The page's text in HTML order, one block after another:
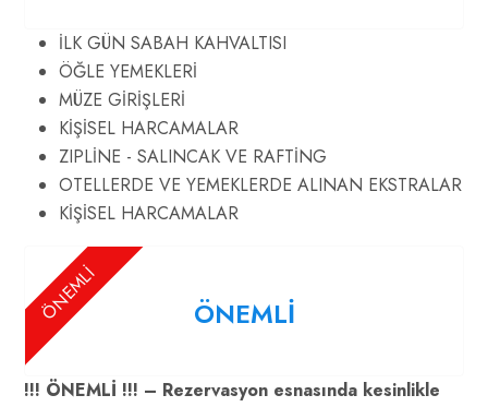
İLK GÜN SABAH KAHVALTISI
ÖĞLE YEMEKLERİ
MÜZE GİRİŞLERİ
KİŞİSEL HARCAMALAR
ZIPLİNE - SALINCAK VE RAFTİNG
OTELLERDE VE YEMEKLERDE ALINAN EKSTRALAR
KİŞİSEL HARCAMALAR
ÖNEMLİ ÖNEMLİ
!!! ÖNEMLİ !!! – Rezervasyon esnasında kesinlikle